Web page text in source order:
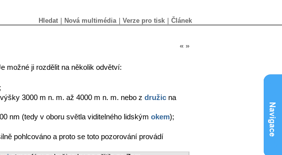
Hledat Nová multimédia Verze pro tisk
Článek
« »
možné ji rozdělit na několik odvětví:
;
3000 m n. m. až 4000 m n. m. nebo združic na
nm (tedy v oboru světla viditelného lidskýmokem);
pohlcováno a proto se toto pozorování provádí